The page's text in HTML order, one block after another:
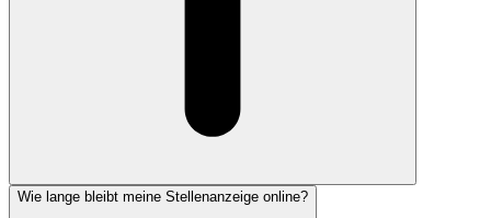
Wie lange bleibt meine Stellenanzeige online?